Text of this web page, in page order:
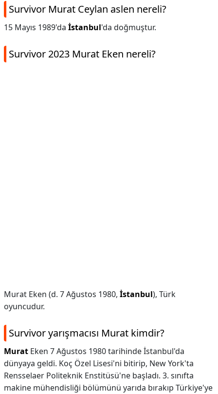
Survivor Murat Ceylan aslen nereli?
15 Mayıs 1989'da İstanbul'da doğmuştur.
Survivor 2023 Murat Eken nereli?
Murat Eken (d. 7 Ağustos 1980, İstanbul), Türk
oyuncudur.
Survivor yarışmacısı Murat kimdir?
Murat Eken 7 Ağustos 1980 tarihinde İstanbul'da
dünyaya geldi. Koç Özel Lisesi'ni bitirip, New York'ta
Rensselaer Politeknik Enstitüsü'ne başladı. 3. sınıfta
makine mühendisliği bölümünü yarıda bırakıp Türkiye'ye